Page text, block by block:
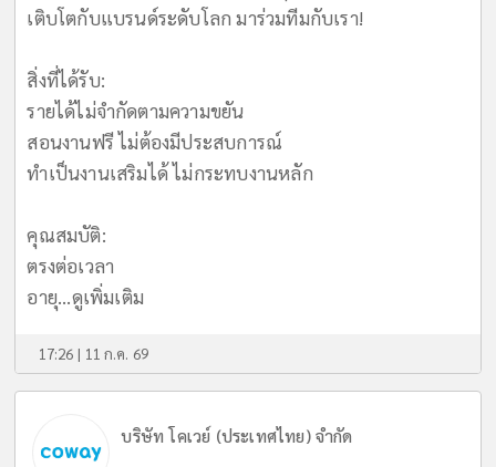
เติบโตกับแบรนด์ระดับโลก มาร่วมทีมกับเรา!
​สิ่งที่ได้รับ:
รายได้ไม่จำกัดตามความขยัน
สอนงานฟรี ไม่ต้องมีประสบการณ์
ทำเป็นงานเสริมได้ ไม่กระทบงานหลัก
​คุณสมบัติ:
ตรงต่อเวลา
อายุ...ดูเพิ่มเติม
17:26 | 11 ก.ค. 69
บริษัท โคเวย์ (ประเทศไทย) จำกัด